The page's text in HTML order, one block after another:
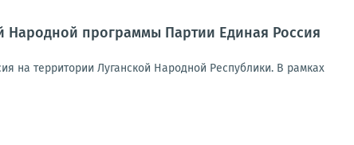
Народной программы Партии Единая Россия
на территории Луганской Народной Республики. В рамках